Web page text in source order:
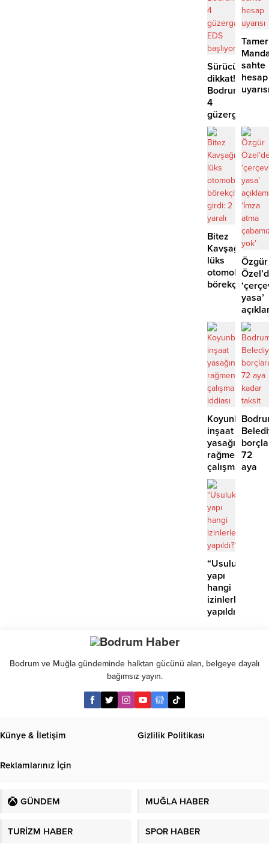
Sürücüler
dikkat!
Bodrum’da
4
güzergahta
EDS
başlıyor
Tamer
sahte
hesap
Bitez
Kavşağı’nda
lüks
otomobil
börekçiye
yaralı
Özgür
yasa’
‘İmza
atma
yok’
Koyunbaba’da
inşaat
yasağına
rağmen
çalışma
iddiası
72
aya
“Usuluk’taki
yapı
hangi
izinlerle
yapıldı?”
Bodrum ve Muğla gündeminde halktan gücünü alan, belgeye dayalı
bağımsız yayın.
Künye & İletişim Gizlilik Politikası
Reklamlarınız İçin
GÜNDEM MUĞLA HABER
TURİZM HABER SPOR HABER